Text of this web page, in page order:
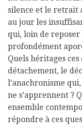
silence et le retrait
au jour les
qui, loin de
profondément
Quels héritages
détachement, le
l’anachronisme
ne s’apprennent ?
ensemble
répondre à ces